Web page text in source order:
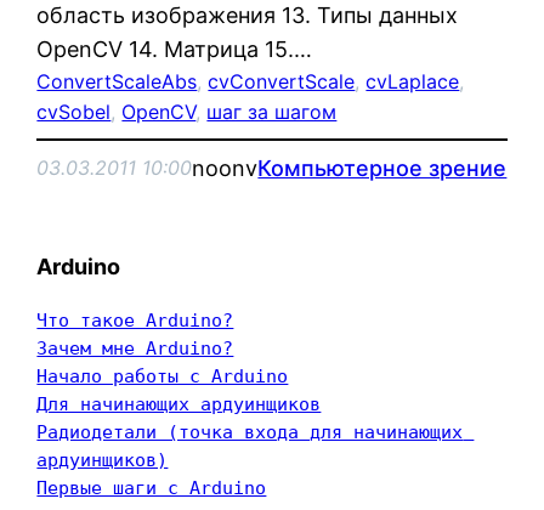
область изображения 13. Типы данных
OpenCV 14. Матрица 15.…
ConvertScaleAbs, cvConvertScale, cvLaplace
cvSobel, OpenCV, шаг за шагом
03.03.2011 10:00noonvКомпьютерное зрение
Arduino
Что такое Arduino?
Зачем мне Arduino?
Начало работы с Arduino
Для начинающих ардуинщиков
Радиодетали (точка входа для начинающих
ардуинщиков)
Первые шаги с Arduino